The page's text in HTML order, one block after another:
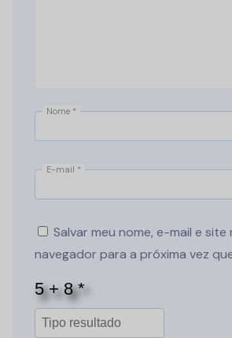
Nome *
E-mail *
Salvar meu nome, e-mail e site
navegador para a próxima vez